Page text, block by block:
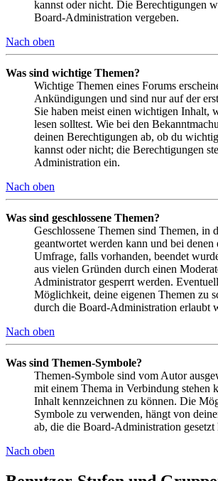
kannst oder nicht. Die Berechtigungen
Board-Administration vergeben.
Nach oben
Was sind wichtige Themen?
Wichtige Themen eines Forums
Ankündigungen und sind nur auf der
Sie haben meist einen wichtigen Inhalt,
lesen solltest. Wie bei den
deinen Berechtigungen ab, ob du
kannst oder nicht; die Berechtigungen
Administration ein.
Nach oben
Was sind geschlossene Themen?
Geschlossene Themen sind Themen, in
geantwortet werden kann und bei denen
Umfrage, falls vorhanden, beendet
aus vielen Gründen durch einen
Administrator gesperrt werden.
Möglichkeit, deine eigenen Themen zu
durch die Board-Administration erlaubt
Nach oben
Was sind Themen-Symbole?
Themen-Symbole sind vom Autor
mit einem Thema in Verbindung stehen
Inhalt kennzeichnen zu können. Die
Symbole zu verwenden, hängt von
ab, die die Board-Administration gesetzt
Nach oben